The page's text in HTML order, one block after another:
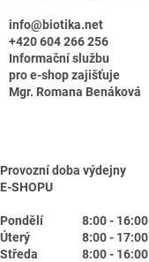
info@biotika.net
+420 604 266 256
Informační službu
pro e-shop zajišťuje
Mgr. Romana Benáková
Provozní doba výdejny
E-SHOPU
Pondělí
8:00 - 16:00
Úterý
8:00 - 17:00
Středa
8:00 - 16:00